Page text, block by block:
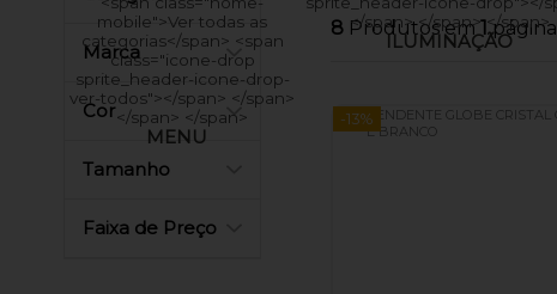
Central de Ajuda
MENU
ILUMINAÇÃO
Marca
Cor
Tamanho
Faixa de Preço
8 Produtos em 1 página
-13%